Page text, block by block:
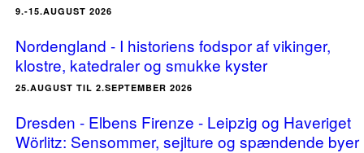
9.-15.AUGUST 2026
Nordengland - I historiens fodspor af vikinger,
klostre, katedraler og smukke kyster
25.AUGUST TIL 2.SEPTEMBER 2026
Dresden - Elbens Firenze - Leipzig og Haveriget
Wörlitz: Sensommer, sejlture og spændende byer